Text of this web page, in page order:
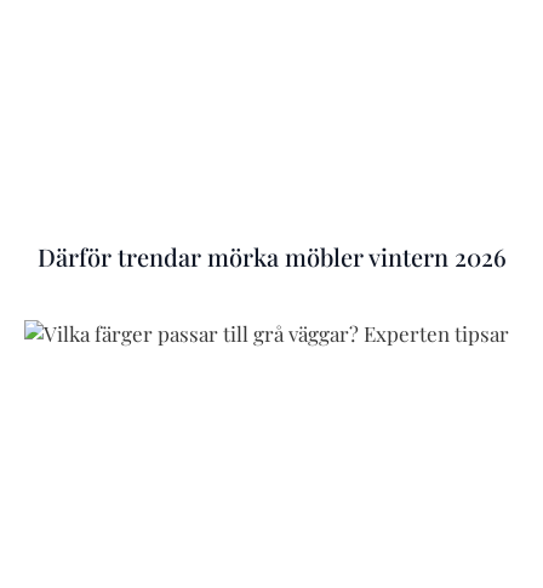
Därför trendar mörka möbler vintern 2026